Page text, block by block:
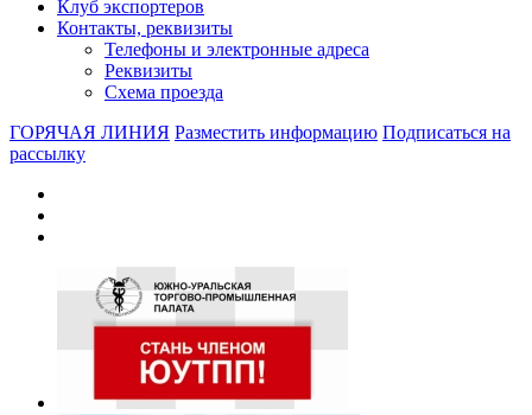
Клуб экспортеров
Контакты, реквизиты
Телефоны и электронные адреса
Реквизиты
Схема проезда
ГОРЯЧАЯ ЛИНИЯ Разместить информацию Подписаться на
рассылку